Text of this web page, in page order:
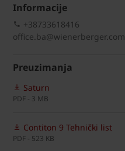
Informacije
+38733618416
office.ba@wienerberger.com
Preuzimanja
Saturn
PDF - 3 MB
Contiton 9 Tehnički list
PDF - 523 KB